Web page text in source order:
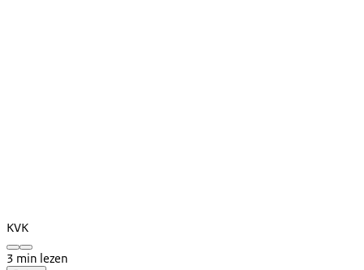
KVK
3 min lezen